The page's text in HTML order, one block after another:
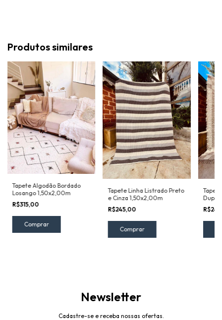
Produtos similares
Tapete Algodão Bordado
Losango 1,50x2,00m
R$315,00
Tapete Linha Listrado Preto
e Cinza 1,50x2,00m
R$245,00
Dupla
Newsletter
Cadastre-se e receba nossas ofertas.